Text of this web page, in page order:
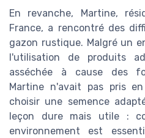
En revanche, Martine,
France, a rencontré des
gazon rustique. Malgré un
l'utilisation de produits
asséchée à cause des
Martine n'avait pas pris
choisir une semence
leçon dure mais utile :
environnement est